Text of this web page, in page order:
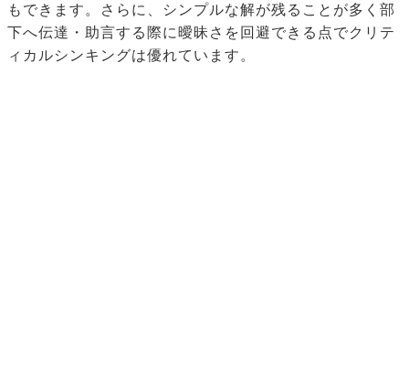
もできます。さらに、シンプルな解が残ることが多く部
下へ伝達・助言する際に曖昧さを回避できる点でクリテ
ィカルシンキングは優れています。